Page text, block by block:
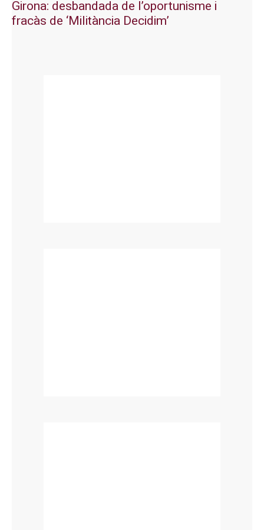
Girona: desbandada de l’oportunisme i
fracàs de ‘Militància Decidim’